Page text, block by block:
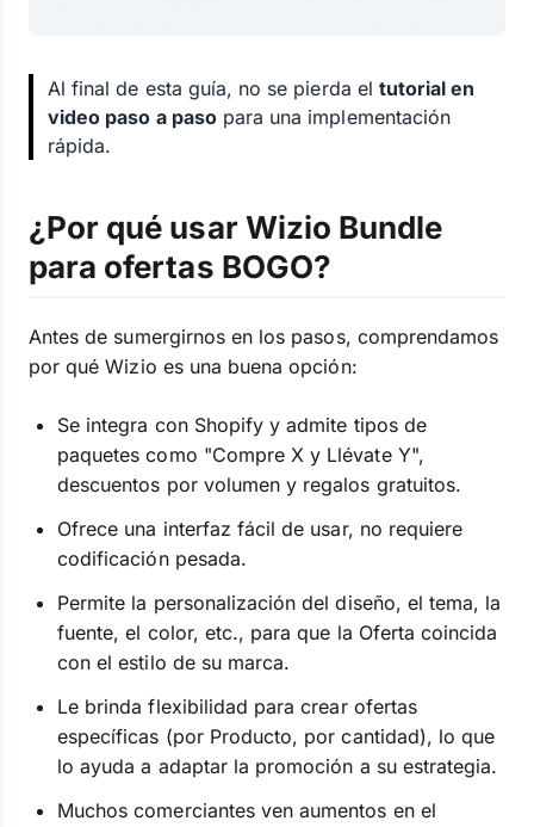
Al final de esta guía, no se pierda el tutorial en
video paso a pasopara una implementación
rápida.
¿Por qué usar Wizio Bundle
para ofertas BOGO?
Antes de sumergirnos en los pasos, comprendamos
por qué Wizio es una buena opción:
Se integra con Shopify y admite tipos de
paquetes como "Compre X y Llévate Y",
descuentos por volumen y regalos gratuitos.
Ofrece una interfaz fácil de usar, no requiere
codificación pesada.
Permite la personalización del diseño, el tema, la
fuente, el color, etc., para que la Oferta coincida
con el estilo de su marca.
Le brinda flexibilidad para crear ofertas
específicas (por Producto, por cantidad), lo que
lo ayuda a adaptar la promoción a su estrategia.
Muchos comerciantes ven aumentos en el